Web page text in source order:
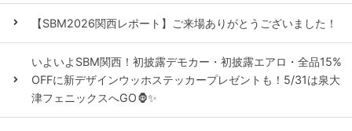
【SBM2026関西レポート】ご来場ありがとうございました！
いよいよSBM関西！初披露デモカー・初披露エアロ・全品15%
OFFに新デザインウッホステッカープレゼントも！5/31は泉大
津フェニックスへGO🦍✨